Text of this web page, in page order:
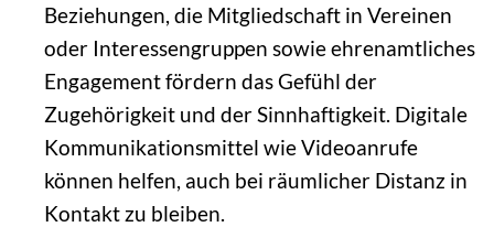
Beziehungen, die Mitgliedschaft in Vereinen
oder Interessengruppen sowie ehrenamtliches
Engagement fördern das Gefühl der
Zugehörigkeit und der Sinnhaftigkeit. Digitale
Kommunikationsmittel wie Videoanrufe
können helfen, auch bei räumlicher Distanz in
Kontakt zu bleiben.